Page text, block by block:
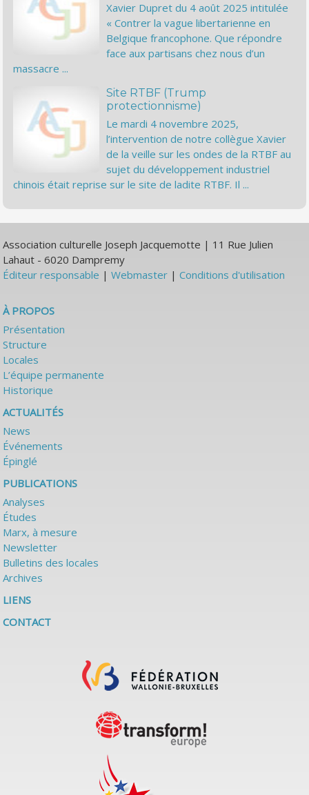
Xavier Dupret du 4 août 2025 intitulée
« Contrer la vague libertarienne en
Belgique francophone. Que répondre
face aux partisans chez nous d’un
massacre ...
Site RTBF (Trump
protectionnisme)
Le mardi 4 novembre 2025,
l’intervention de notre collègue Xavier
de la veille sur les ondes de la RTBF au
sujet du développement industriel
chinois était reprise sur le site de ladite RTBF. Il ...
Association culturelle Joseph Jacquemotte | 11 Rue Julien
Lahaut - 6020 Dampremy
Éditeur responsable |Webmaster |Conditions d'utilisation
À PROPOS
Présentation
Structure
Locales
L’équipe permanente
Historique
ACTUALITÉS
News
Événements
Épinglé
PUBLICATIONS
Analyses
Études
Marx, à mesure
Newsletter
Bulletins des locales
Archives
LIENS
CONTACT